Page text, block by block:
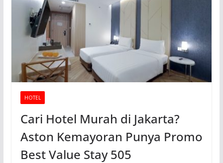
HOTEL
Cari Hotel Murah di Jakarta?
Aston Kemayoran Punya Promo
Best Value Stay 505